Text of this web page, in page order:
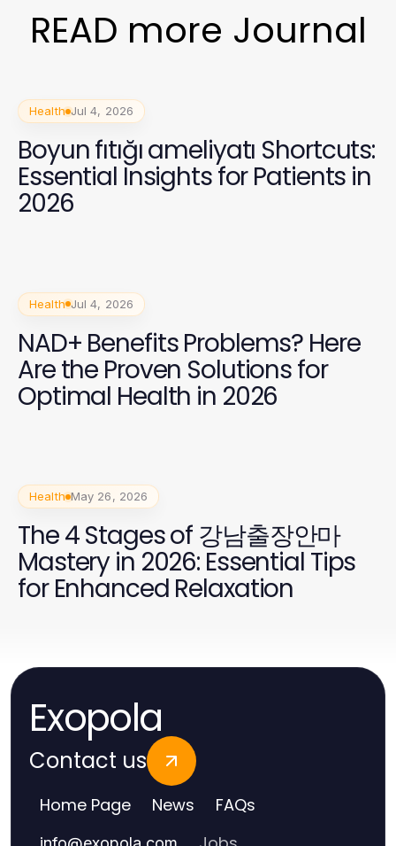
READ more Journal
Health Jul 4, 2026
Boyun fıtığı ameliyatı Shortcuts:
Essential Insights for Patients in
2026
Health Jul 4, 2026
NAD+ Benefits Problems? Here
Are the Proven Solutions for
Optimal Health in 2026
Health May 26, 2026
The 4 Stages of 강남출장안마
Mastery in 2026: Essential Tips
for Enhanced Relaxation
Exopola
Contact us
Home Page News FAQs